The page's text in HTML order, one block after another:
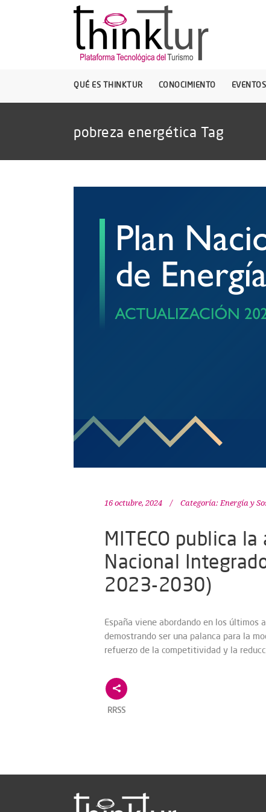
QUÉ ES THINKTUR CONOCIMIENTO EVENTOS
pobreza energética Tag
16 octubre, 2024 Categoría: Energía y
MITECO publica
Nacional
2023-2030)
España viene abordando en los últimos
demostrando ser una palanca para la
refuerzo de la competitividad y la
RRSS